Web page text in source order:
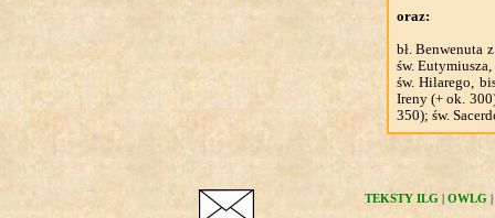
oraz:
bł. Benwenuta
św.
św. Hilarego,
Ireny (+ ok.
350); św.
TEKSTY ILG| OWLG|